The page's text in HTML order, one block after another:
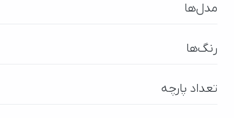
مدل‌ها
رنگ‌ها
تعداد پارچه